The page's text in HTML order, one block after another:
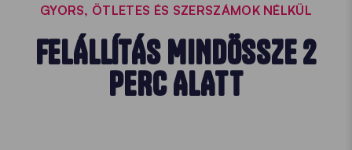
GYORS, ÖTLETES ÉS SZERSZÁMOK NÉLKÜL
FELÁLLÍTÁS MINDÖSSZE 2
PERC ALATT